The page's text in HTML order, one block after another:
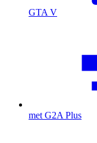
GTA V
met G2A Plus